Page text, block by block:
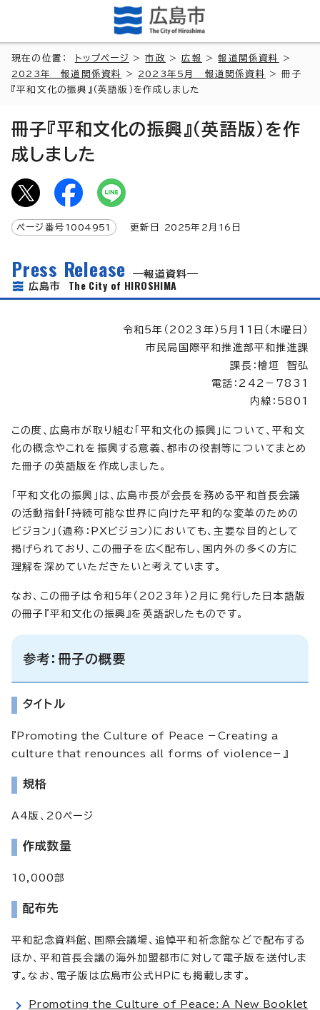
現在の位置： トップページ >市政 >広報 >報道関係資料
>
2023年 報道関係資料
> 2023年5月 報道関係資料
> 冊子
『平和文化の振興』（英語版）を作成しました
冊子『平和文化の振興』（英語版）を作
成しました
ページ番号 1004951 更新日 2025年2月 16 日
Press Release
報道資料
広島市 The City of HIROSHIMA
令和5年（2023年）5月11日（木曜日）
市民局国際平和推進部平和推進課
課長：檜垣 智弘
電話：242－7831
内線：5801
この度、広島市が取り組む「平和文化の振興」について、平和文
化の概念やこれを振興する意義、都市の役割等についてまとめ
た冊子の英語版を作成しました。
「平和文化の振興」は、広島市長が会長を務める平和首長会議
の活動指針「持続可能な世界に向けた平和的な変革のための
ビジョン」（通称：PXビジョン）においても、主要な目的として
掲げられており、この冊子を広く配布し、国内外の多くの方に
理解を深めていただきたいと考えています。
なお、この冊子は令和5年（2023年）2月に発行した日本語版
の冊子『平和文化の振興』を英語訳したものです。
参考：冊子の概要
タイトル
『Promoting the Culture of Peace －Creating a
culture that renounces all forms of violence－』
規格
A4版、20ページ
作成数量
10,000部
配布先
平和記念資料館、国際会議場、追悼平和祈念館などで配布する
ほか、平和首長会議の海外加盟都市に対して電子版を送付しま
す。なお、電子版は広島市公式HPにも掲載します。
Promoting the Culture of Peace: A New Booklet